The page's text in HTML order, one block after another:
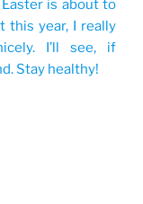
is about to
this year, I really
I’ll see, if
Stay healthy!